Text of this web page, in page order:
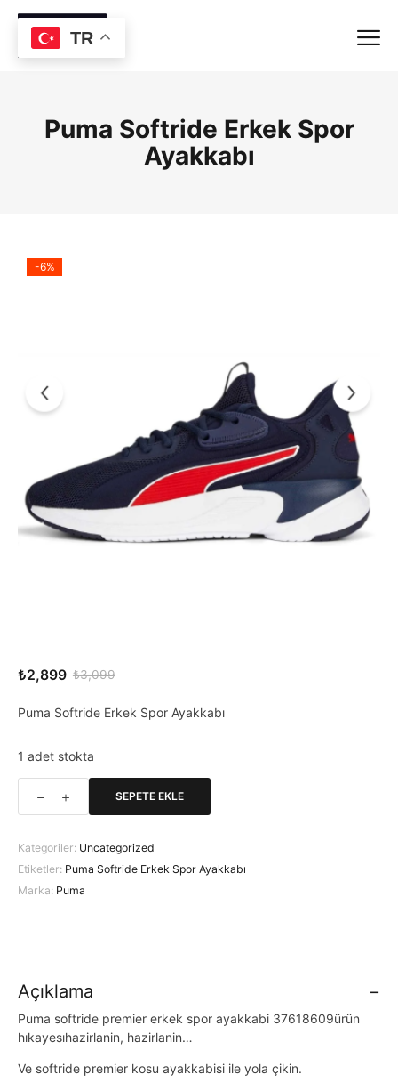
Puma Softride Erkek Spor
Ayakkabı
-6%
₺3,099
Orijinal
fiyat:
₺2,899
Şu
andaki
Puma Softride Erkek Spor Ayakkabı
1 adet stokta
Puma
Erkek
adet
SEPETE EKLE
Kategoriler: Uncategorized
Etiketler: Puma Softride Erkek Spor Ayakkabı
Marka: Puma
Açıklama
Puma softride premier erkek spor ayakkabi 37618609ürün
hıkayesıhazirlanin, hazirlanin…
Ve softride premier kosu ayakkabisi ile yola çikin.
TR